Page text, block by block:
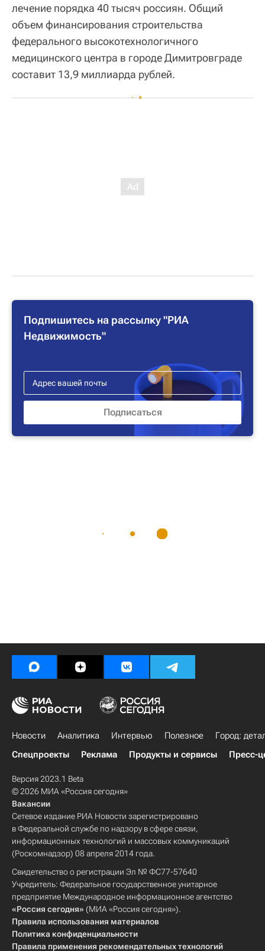
лечение порядка 40 тысяч россиян. Общий
объем финансирования строительства
федерального высокотехнологичного
медицинского центра в городе Димитровграде
составит 13,9 миллиарда рублей.
Подпишитесь на рассылку "РИА
Недвижимость"
Новости Аналитика Интервью Полезное
Город:
Спецпроекты
Реклама Продукты и сервисы Пресс-
Версия 2023.1 Beta
© 2026 МИА «Россия сегодня»
Вакансии
Сетевое издание РИА Новости зарегистрировано
в Федеральной службе по надзору в сфере связи,
информационных технологий и массовых коммуникаций
(Роскомнадзор) 08 апреля 2014 года.
Свидетельство о регистрации Эл № ФС77-57640
Учредитель: Федеральное государственное унитарное
предприятие Международное информационное агентство
«Россия сегодня» (МИА «Россия сегодня»).
Правила использования материалов
Политика конфиденциальности
Правила применения рекомендательных технологий